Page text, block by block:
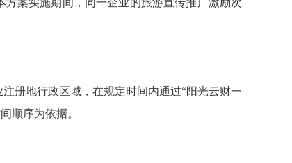
案实施期间，同一企业的旅游宣传推广激励次
册地行政区域，在规定时间内通过“阳光云财一
顺序为依据。